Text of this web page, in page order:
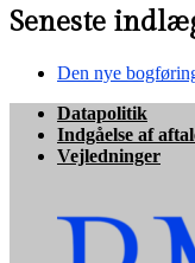
Seneste
Den nye
Datapolitik
Indgåelse af
Vejledninger